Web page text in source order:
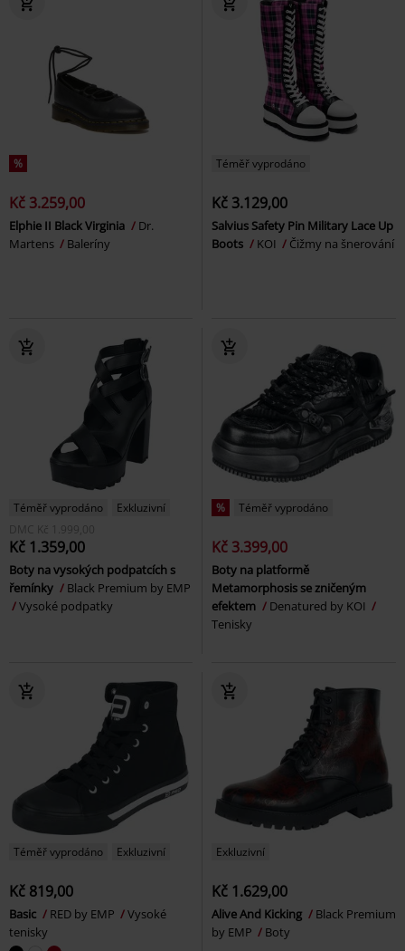
%
Kč 3.259,00
Elphie II Black Virginia
Dr.
Martens
Baleríny
Téměř vyprodáno
Kč 3.129,00
Salvius Safety Pin Military Lace Up
Boots
KOI Čižmy na šnerování
Téměř vyprodáno
Exkluzivní
DMC
Kč 1.999,00
Kč 1.359,00
Boty na vysokých podpatcích s
řemínky
Black Premium by EMP
Vysoké podpatky
% Téměř vyprodáno
Kč 3.399,00
Boty na platformě
Metamorphosis se zničeným
efektem
Denatured by KOI
Tenisky
Téměř vyprodáno Exkluzivní
Kč 819,00
Basic RED by EMP
Vysoké
tenisky
Exkluzivní
Kč 1.629,00
Alive And Kicking
Black Premium
by EMP
Boty